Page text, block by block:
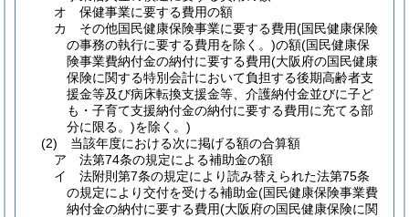
オ
保健事業に要する費用の額
カ
その他国民健康保険事業に要する費用(国民健康保険
の事務の執行に要する費用を除く。)の額(国民健康保
険事業費納付金の納付に要する費用(大阪府の国民健康
保険に関する特別会計において負担する後期高齢者支
援金等及び病床転換支援金等、介護納付金並びに子ど
も・子育て支援納付金の納付に要する費用に充てる部
分に限る。)を除く。)
(2)
当該年度における次に掲げる額の合算額
ア
法第74条の規定による補助金の額
イ
法附則第7条の規定により読み替えられた法第75条
の規定により交付を受ける補助金(国民健康保険事業費
納付金の納付に要する費用(大阪府の国民健康保険に関